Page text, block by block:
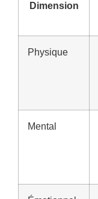
Dimension
Physique
Mental